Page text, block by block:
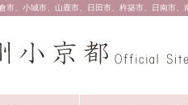
市、小城市、山鹿市、日田市、杵築市、日南市、